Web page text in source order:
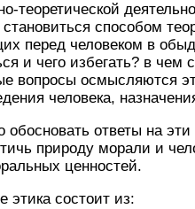
теоретической
способом
перед человеком в
и чего избегать? в чем
вопросы осмысляются
человека,
обосновать ответы на
природу морали и
ценностей.
этика состоит из: